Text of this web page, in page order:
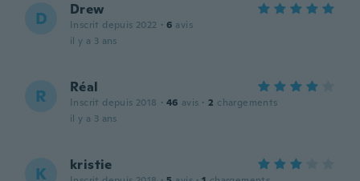
D Drew
Inscrit depuis 2022 · 6 avis
il y a 3 ans
R Réal
Inscrit depuis 2018 · 46 avis · 2 chargements
il y a 3 ans
K kristie